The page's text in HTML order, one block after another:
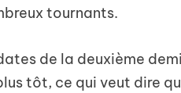
tournants.
de la deuxième
tôt, ce qui veut dire